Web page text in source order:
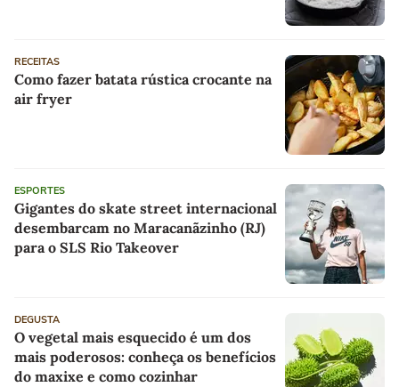
RECEITAS
Como fazer batata rústica crocante na
air fryer
ESPORTES
Gigantes do skate street internacional
desembarcam no Maracanãzinho (RJ)
para o SLS Rio Takeover
DEGUSTA
O vegetal mais esquecido é um dos
mais poderosos: conheça os benefícios
do maxixe e como cozinhar